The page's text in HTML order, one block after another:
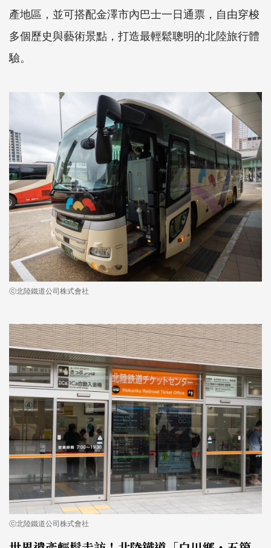
產地區，並可搭配金澤市內巴士一日通票，自由穿梭
多個歷史與藝術景點，打造最輕鬆聰明的北陸旅行體
驗。
ⓒ北陸鐵道公司株式會社
ⓒ北陸鐵道公司株式會社